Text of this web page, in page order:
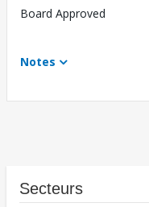
Board Approved
Notes
Secteurs